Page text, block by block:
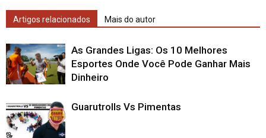
Artigos relacionados Mais do autor
As Grandes Ligas: Os 10 Melhores
Esportes Onde Você Pode Ganhar Mais
Dinheiro
Guarutrolls Vs Pimentas